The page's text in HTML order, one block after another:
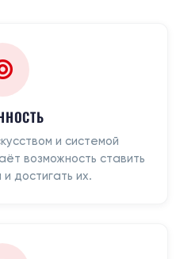
и системой
возможность ставить
достигать их.